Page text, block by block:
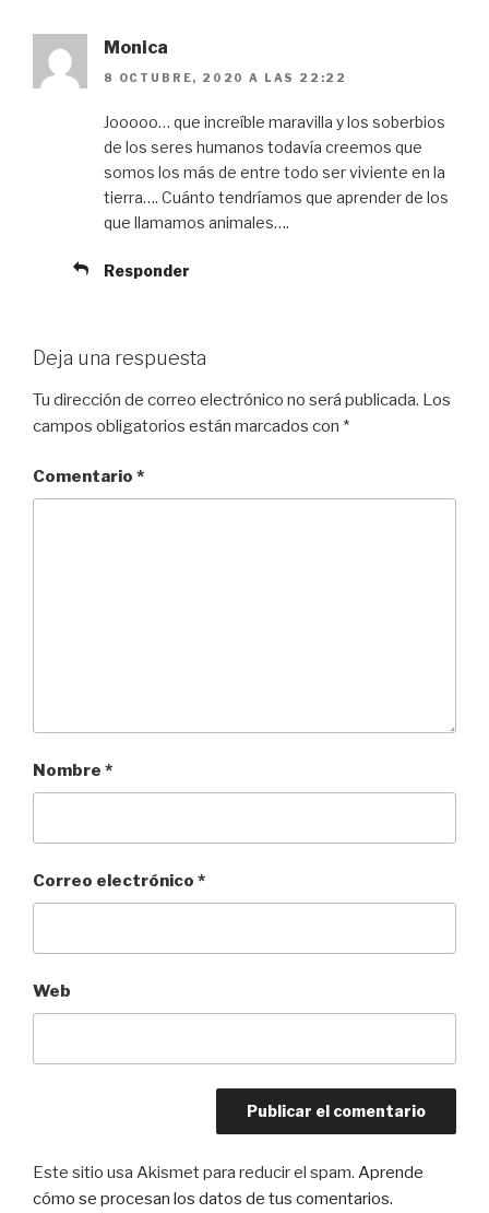
Monica
8 OCTUBRE, 2020 A LAS 22:22
Jooooo… que increíble maravilla y los soberbios
de los seres humanos todavía creemos que
somos los más de entre todo ser viviente en la
tierra…. Cuánto tendríamos que aprender de los
que llamamos animales….
Responder
Deja una respuesta
Tu dirección de correo electrónico no será publicada. Los
campos obligatorios están marcados con *
Comentario *
Nombre *
Correo electrónico *
Web
Este sitio usa Akismet para reducir el spam. Aprende
cómo se procesan los datos de tus comentarios.